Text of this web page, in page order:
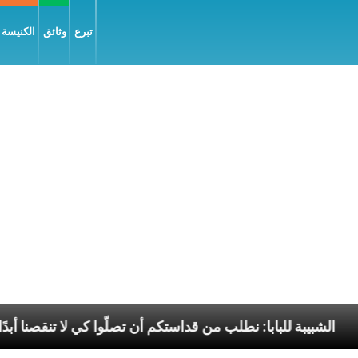
وثائق تبرع
الشبيبة للبابا: نطلب من قداستكم أن تصلّوا كي